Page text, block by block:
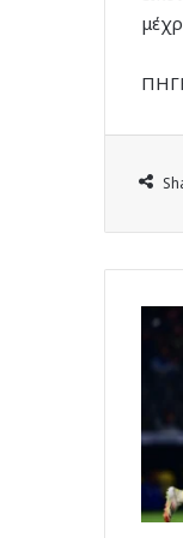
Σόφιας
Μπερ